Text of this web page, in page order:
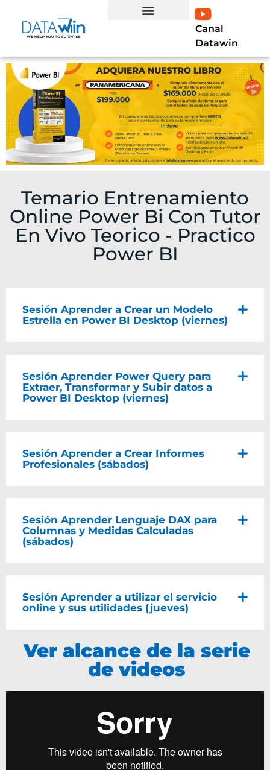
Canal
Datawin
Temario Entrenamiento
Online Power Bi Con Tutor
En Vivo Teorico - Practico
Power BI
Sesión Aprender a Crear un Modelo
Estrella en Power BI Desktop (viernes)
Sesión Aprender Power Query para
Extraer, Transformar y Subir datos a
Power BI Desktop (viernes)
Sesión Aprender a Crear Informes
Profesionales (sábados)
Sesión Aprender Lenguaje DAX para
Columnas y Medidas Calculadas
(sábados)
Sesión Aprender a utilizar el servicio
online y sus utilidades (jueves)
Ver alcance de la serie
de videos